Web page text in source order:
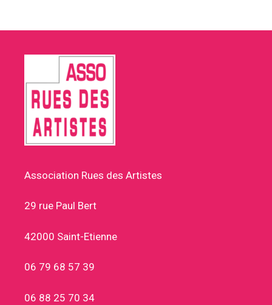
Association Rues des Artistes
29 rue Paul Bert
42000 Saint-Etienne
06 79 68 57 39
06 88 25 70 34